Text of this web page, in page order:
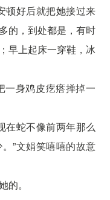
顿好后就把她接过来
的，到处都是，有时
早上起床一穿鞋，冰
一身鸡皮疙瘩掸掉一
在蛇不像前两年那么
”文娟笑嘻嘻的故意
的。